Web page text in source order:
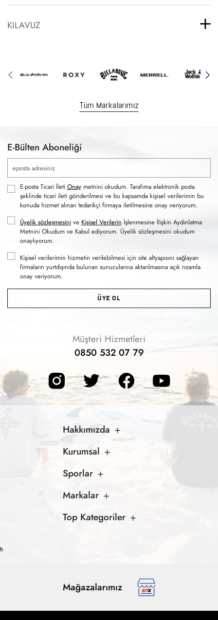
KILAVUZ
Tüm Markalarımız
E-Bülten Aboneliği
E-posta Ticari İleti Onaymetnini okudum. Tarafıma elektronik posta
şeklinde ticari ileti gönderilmesi ve bu kapsamda kişisel verilerimin bu
konuda hizmet alınan tedarikçi firmaya iletilmesine onay veriyorum.
Üyelik sözleşmesinive Kişisel Verilerin İşlenmesine İlişkin Aydınlatma
Metnini Okudum ve Kabul ediyorum. Üyelik sözleşmesini okudum
onaylıyorum.
Kişisel verilerimin hizmetin verilebilmesi için site altyapısını sağlayan
firmaların yurtdışında bulunan sunucularına aktarılmasına açık rızamla
onay veriyorum.
ÜYE OL
Müşteri Hizmetleri
0850 532 07 79
Hakkımızda
Kurumsal
Sporlar
Markalar
Top Kategoriler
Mağazalarımız